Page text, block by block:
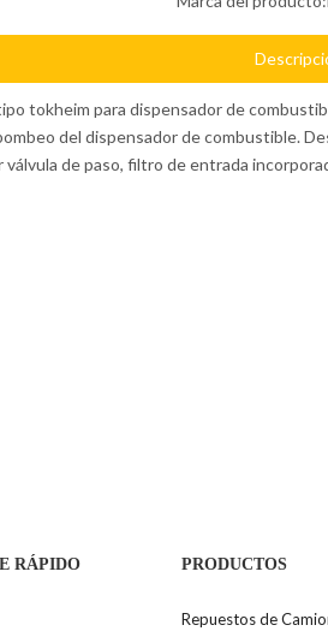
tokheim para dispensador de
del dispensador de combustible.
de paso, filtro de entrada
RÁPIDO PRODUCTOS
Repuestos de